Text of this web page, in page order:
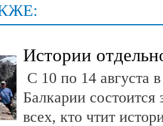
Истории
С 10 по 14 августа
Балкарии состоится
всех, кто чтит